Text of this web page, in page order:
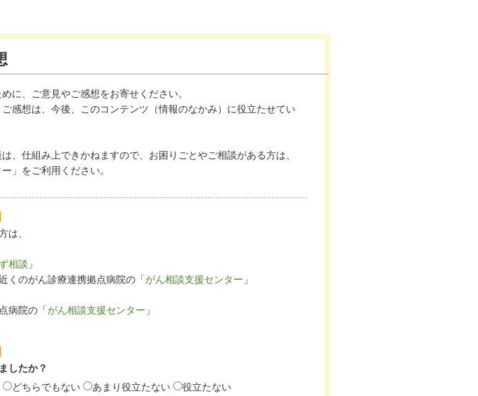
に、ご意見やご感想をお寄せください。
感想は、今後、このコンテンツ（情報のなかみ）に役立たせてい
、仕組み上できかねますので、お困りごとやご相談がある方は、
」をご利用ください。
は、
相談 」
くのがん診療連携拠点病院の「がん相談支援センター 」
病院の「がん相談支援センター 」
したか？
どちらでもない あまり役立たない
役立たない